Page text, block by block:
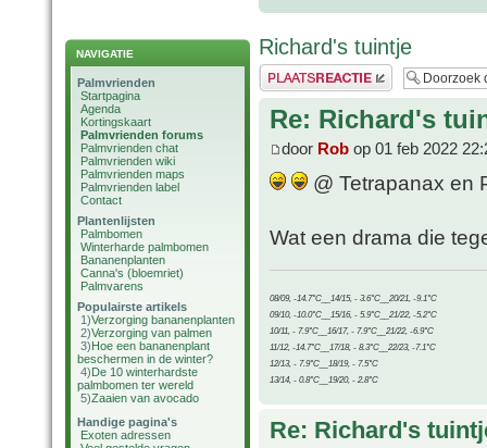
NAVIGATIE
Palmvrienden
Startpagina
Agenda
Kortingskaart
Palmvrienden forums
Palmvrienden chat
Palmvrienden wiki
Palmvrienden maps
Palmvrienden label
Contact
Plantenlijsten
Palmbomen
Winterharde palmbomen
Bananenplanten
Canna's (bloemriet)
Palmvarens
Populairste artikels
1)Verzorging bananenplanten
2)Verzorging van palmen
3)Hoe een bananenplant
beschermen in de winter?
4)De 10 winterhardste
palmbomen ter wereld
5)Zaaien van avocado
Handige pagina's
Exoten adressen
Richard's tuintje
Plaats een reactie
Re: Richard's
door Rob op 01 feb 2022
@ Tetrapanax en
Wat een drama die
08/09, -14.7°C__14/15, - 3.6°C__20/21, -9.1°C
09/10, -10.0°C__15/16, - 5.9°C__21/22, -5.2°C
10/11, - 7.9°C__16/17, - 7.9°C__21/22, -6.9°C
11/12, -14.7°C__17/18, - 8.3°C__22/23, -7.1°C
12/13, - 7.9°C__18/19, - 7.5°C
13/14, - 0.8°C__19/20, - 2.8°C
Re: Richard's